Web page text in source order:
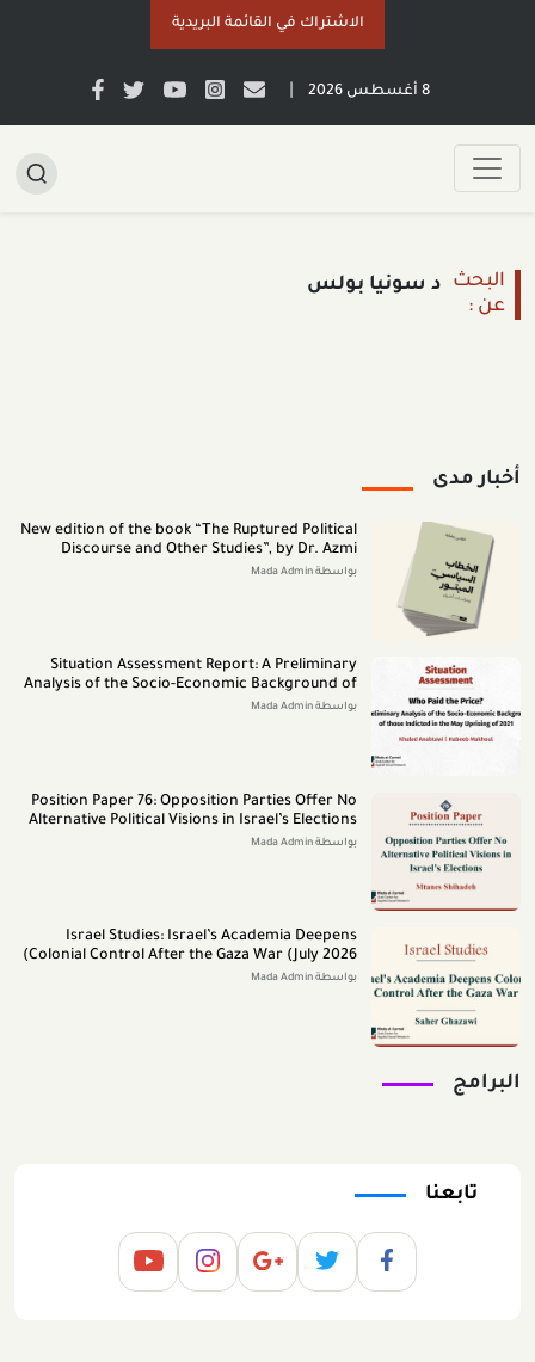
الاشتراك في القائمة البريدية
8 أغسطس 2026
البحث
عن :
د سونيا بولس
أخبار مدى
New edition of the book “The Ruptured Political
Discourse and Other Studies”, by Dr. Azmi
Bishara (June 2026)
بواسطة Mada Admin
Situation Assessment Report: A Preliminary
Analysis of the Socio-Economic Background of
those Indicted in the May Uprising of 2021 (July
بواسطة Mada Admin
Position Paper 76: Opposition Parties Offer No
Alternative Political Visions in Israel’s Elections
(July 2026)
بواسطة Mada Admin
Israel Studies: Israel’s Academia Deepens
Colonial Control After the Gaza War (July 2026)
بواسطة Mada Admin
البرامج
تابعنا